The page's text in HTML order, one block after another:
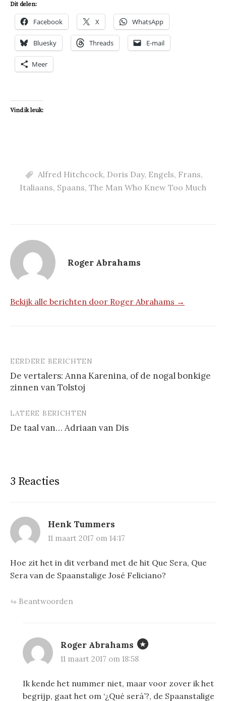
Dit delen:
Facebook X WhatsApp
Bluesky Threads E-mail
Meer
Vind ik leuk:
Alfred Hitchcock, Doris Day, Engels, Frans,
Italiaans, Spaans, The Man Who Knew Too Much
Roger Abrahams
Bekijk alle berichten door Roger Abrahams →
Berichtnavigatie
EERDERE BERICHTEN
De vertalers: Anna Karenina, of de nogal bonkige
zinnen van Tolstoj
LATERE BERICHTEN
De taal van… Adriaan van Dis
3 Reacties
Henk Tummers
11 maart 2017 om 14:17
Hoe zit het in dit verband met de hit Que Sera, Que
Sera van de Spaanstalige José Feliciano?
Beantwoorden
Roger Abrahams
11 maart 2017 om 18:58
Ik kende het nummer niet, maar voor zover ik het
begrijp, gaat het om ‘¿Qué será’?, de Spaanstalige